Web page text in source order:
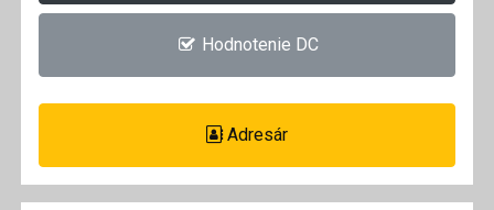
Hodnotenie DC
Adresár